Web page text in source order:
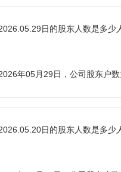
日的股东人数是多少
年05月29日，公司股东户数
日的股东人数是多少